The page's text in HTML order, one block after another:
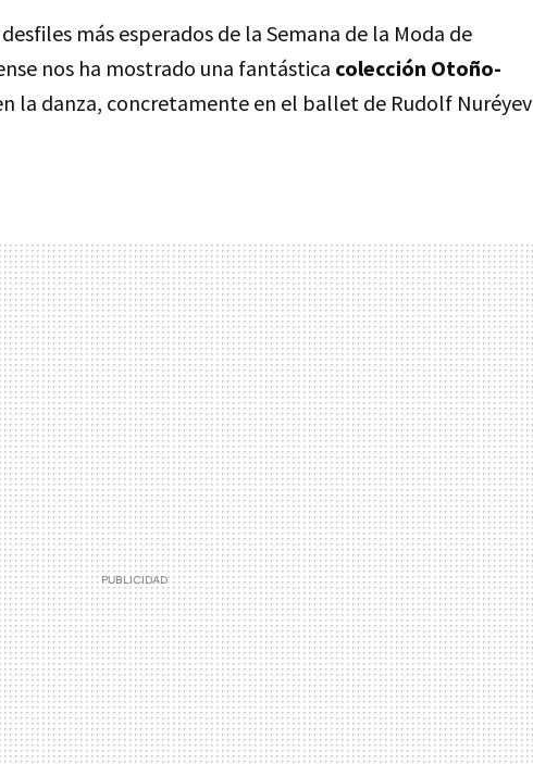
más esperados de la Semana de la Moda de
nos ha mostrado una fantástica colección Otoño-
la danza, concretamente en el ballet de Rudolf Nuréyev